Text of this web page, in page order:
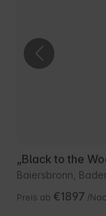
„Black to the
Baiersbronn,
Preis ab €1897 /